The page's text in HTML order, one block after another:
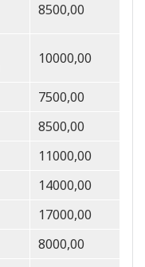
8500,00
10000,00
7500,00
8500,00
11000,00
14000,00
17000,00
8000,00